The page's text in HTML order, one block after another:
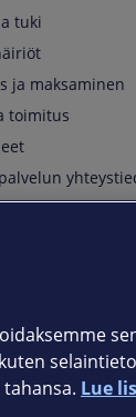
tuki
ja maksaminen
toimitus
sovellus
sähköpostiin
Lue